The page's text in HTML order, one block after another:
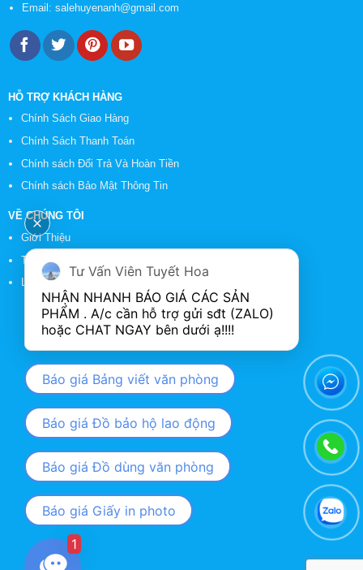
Email: salehuyenanh@gmail.com
HỖ TRỢ KHÁCH HÀNG
Chính Sách Giao Hàng
Chính Sách Thanh Toán
Chính sách Đổi Trả Và Hoàn Tiền
Chính sách Bảo Mật Thông Tin
VỀ CHÚNG TÔI
Giới Thiệu
Tin Tức
Liên Hệ
Tư Vấn Viên Tuyết Hoa
NHẬN NHANH BÁO GIÁ CÁC SẢN
PHẨM . A/c cần hỗ trợ gửi sđt (ZALO)
Báo giá Bảng viết văn phòng
Báo giá Đồ bảo hộ lao động
Báo giá Đồ dùng văn phòng
Báo giá Giấy in photo
1